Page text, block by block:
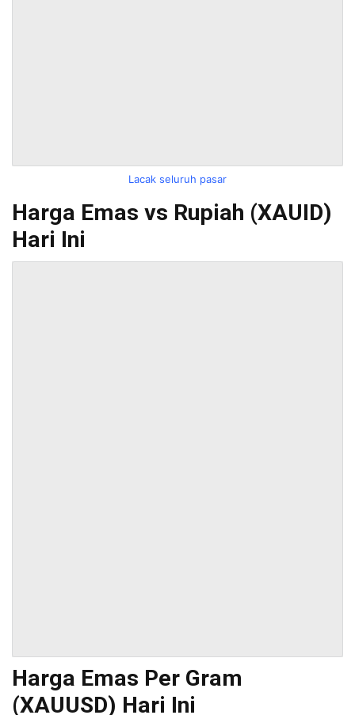
Lacak seluruh pasar
Harga Emas vs Rupiah (XAUID)
Hari Ini
Harga Emas Per Gram
(XAUUSD) Hari Ini